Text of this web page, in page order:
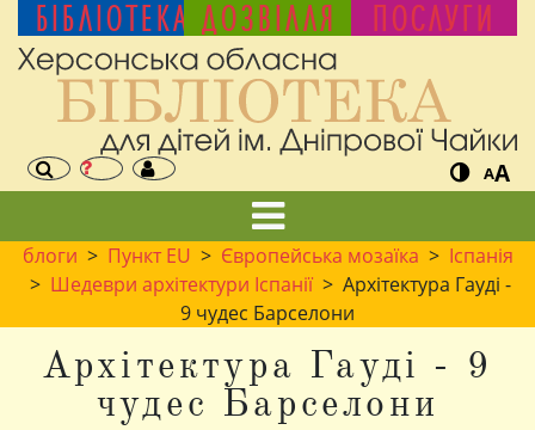
БІБЛІОТЕКА ДОЗВІЛЛЯ ПОСЛУГИ
AA
блоги > Пункт EU > Європейська мозаїка > Іспанія
> Шедеври архітектури Іспанії> Архітектура Гауді -
9 чудес Барселони
Архітектура Гауді - 9
чудес Барселони